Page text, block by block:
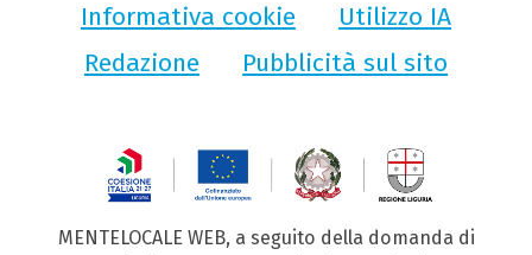
Informativa cookie
Utilizzo IA
Redazione
Pubblicità sul sito
MENTELOCALE WEB, a seguito della domanda di